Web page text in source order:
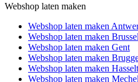
Webshop laten maken
Webshop laten maken
Webshop laten maken Brussel
Webshop laten maken Gent
Webshop laten maken
Webshop laten maken Hasselt
Webshop laten maken